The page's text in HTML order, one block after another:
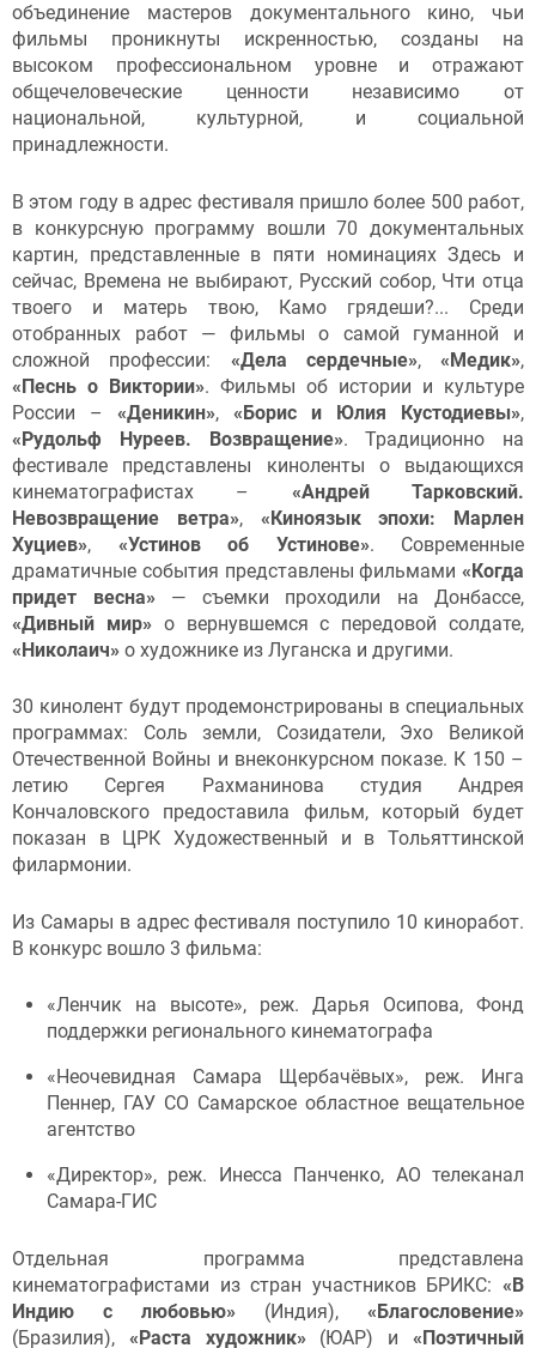
объединение мастеров документального кино, чьи
фильмы проникнуты искренностью, созданы на
высоком профессиональном уровне и отражают
общечеловеческие ценности независимо от
национальной, культурной, и социальной
принадлежности.
В этом году в адрес фестиваля пришло более 500 работ,
в конкурсную программу вошли 70 документальных
картин, представленные в пяти номинациях Здесь и
сейчас, Времена не выбирают, Русский собор, Чти отца
твоего и матерь твою, Камо грядеши?... Среди
отобранных работ — фильмы о самой гуманной и
сложной профессии: «Дела сердечные», «Медик»,
«Песнь о Виктории». Фильмы об истории и культуре
России – «Деникин», «Борис и Юлия Кустодиевы»,
«Рудольф Нуреев. Возвращение». Традиционно на
фестивале представлены киноленты о выдающихся
кинематографистах – «Андрей Тарковский.
Невозвращение ветра», «Киноязык эпохи: Марлен
Хуциев», «Устинов об Устинове». Современные
драматичные события представлены фильмами «Когда
придет весна» — съемки проходили на Донбассе,
«Дивный мир» о вернувшемся с передовой солдате,
«Николаич» о художнике из Луганска и другими.
30 кинолент будут продемонстрированы в специальных
программах: Соль земли, Созидатели, Эхо Великой
Отечественной Войны и внеконкурсном показе. К 150 –
летию Сергея Рахманинова студия Андрея
Кончаловского предоставила фильм, который будет
показан в ЦРК Художественный и в Тольяттинской
филармонии.
Из Самары в адрес фестиваля поступило 10 киноработ.
В конкурс вошло 3 фильма:
«Ленчик на высоте», реж. Дарья Осипова, Фонд
поддержки регионального кинематографа
«Неочевидная Самара Щербачёвых», реж. Инга
Пеннер, ГАУ СО Самарское областное вещательное
агентство
«Директор», реж. Инесса Панченко, АО телеканал
Самара-ГИС
Отдельная программа представлена
кинематографистами из стран участников БРИКС: «В
Индию с любовью» (Индия), «Благословение»
(Бразилия), «Раста художник» (ЮАР) и«Поэтичный